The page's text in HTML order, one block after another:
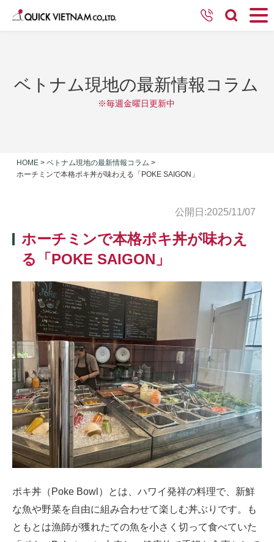
ベトナム現地の最新情報コラム
※毎週金曜日更新中
HOME > ベトナム現地の最新情報コラム >
ホーチミンで本格ポキ丼が味わえる「POKE SAIGON」
公開日:2025/11/07
ホーチミンで本格ポキ丼が味わえ
る「POKE SAIGON」
ポキ丼（Poke Bowl）とは、ハワイ発祥の料理で、新鮮
な魚や野菜を自由に組み合わせて楽しむ丼ぶりです。も
ともとは漁師が獲れたての魚を小さく切って食べていた